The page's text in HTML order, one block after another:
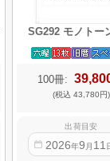
SG292 モノトー
100冊:
(税込 43,780円)
出荷目安
2026年9 月 11